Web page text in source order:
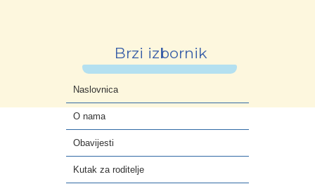
Kutak za roditelje
Dokumenti
e-Vrtić
Brzi izbornik
Naslovnica
O nama
Obavijesti
Kutak za roditelje